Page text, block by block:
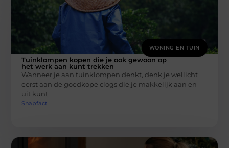
WONING EN TUIN
Tuinklompen kopen die je ook gewoon op
het werk aan kunt trekken
Wanneer je aan tuinklompen denkt, denk je wellicht
eerst aan de goedkope clogs die je makkelijk aan en
uit kunt
Snapfact